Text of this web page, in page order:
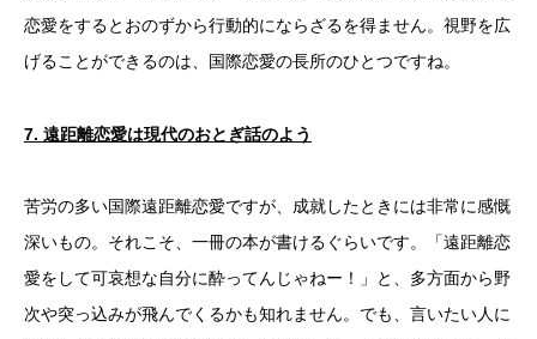
恋愛をするとおのずから行動的にならざるを得ません。視野を広
げることができるのは、国際恋愛の長所のひとつですね。
7. 遠距離恋愛は現代のおとぎ話のよう
苦労の多い国際遠距離恋愛ですが、成就したときには非常に感慨
深いもの。それこそ、一冊の本が書けるぐらいです。「遠距離恋
愛をして可哀想な自分に酔ってんじゃねー！」と、多方面から野
次や突っ込みが飛んでくるかも知れません。でも、言いたい人に